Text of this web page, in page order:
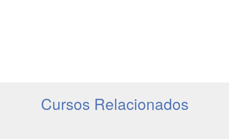
Cursos Relacionados